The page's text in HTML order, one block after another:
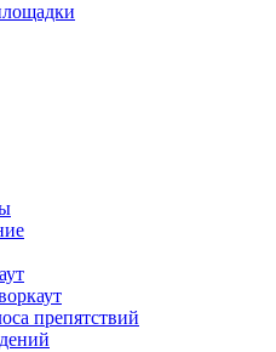
препятствий